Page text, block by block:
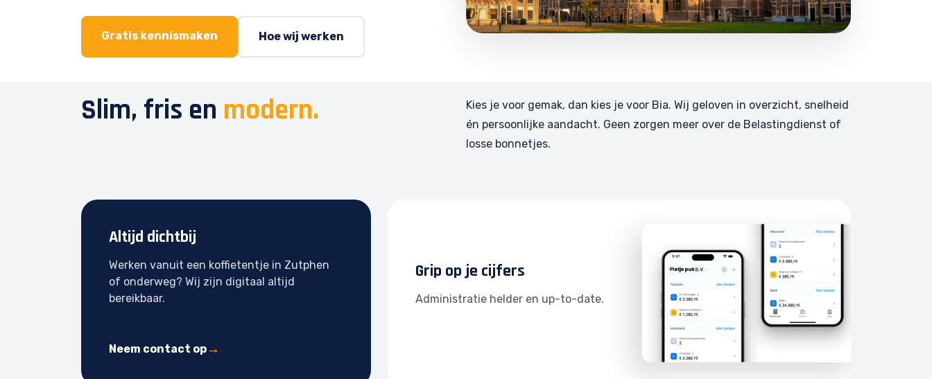
Gratis kennismaken Hoe wij werken
Slim, fris en modern.
Kies je voor gemak, dan kies je voor Bia. Wij geloven in overzicht, snelheid
én persoonlijke aandacht. Geen zorgen meer over de Belastingdienst of
losse bonnetjes.
Altijd dichtbij
Werken vanuit een koffietentje in Zutphen
of onderweg? Wij zijn digitaal altijd
bereikbaar.
Neem contact op
Grip op je cijfers
Administratie helder en up-to-date.